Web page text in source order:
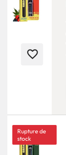
favorite_border
Rupture de
stock